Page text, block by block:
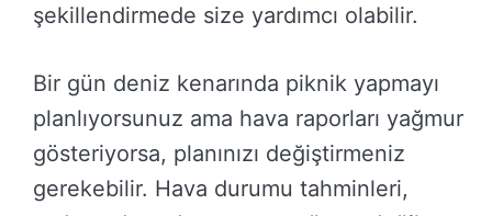
şekillendirmede size yardımcı olabilir.
Bir gün deniz kenarında piknik yapmayı
planlıyorsunuz ama hava raporları yağmur
gösteriyorsa, planınızı değiştirmeniz
gerekebilir. Hava durumu tahminleri,